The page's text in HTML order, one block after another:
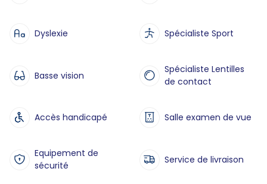
Dyslexie Spécialiste Sport
Basse vision
Spécialiste Lentilles
de contact
Accès handicapé Salle examen de vue
Equipement de
sécurité
Service de livraison